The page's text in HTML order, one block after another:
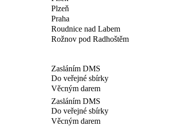
Plzeň
Praha
Roudnice nad Labem
Rožnov pod Radhoštěm
Zasláním DMS
Do veřejné sbírky
Věcným darem
Zasláním DMS
Do veřejné sbírky
Věcným darem